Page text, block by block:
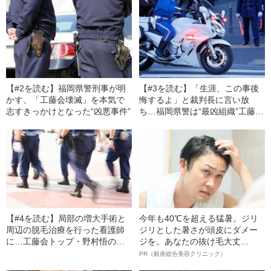
【#2を読む】福岡県警刑事が明
かす、「工藤会壊滅」を本気で
志すきっかけとなった“凶悪事件”
【#3を読む】「生涯、この事後
悔するよ」と裁判長に言い放
ち…福岡県警は“最凶組織”工藤会
【#4を読む】局部の増大手術と
周辺の脱毛治療を行った看護師
に…工藤会トップ・野村悟の残
今年も40℃を超える猛暑。ジリ
ジリとした暑さが頭皮にダメー
ジを。あなたの抜け毛大丈
夫！？
PR（銀座総合美容クリニック）